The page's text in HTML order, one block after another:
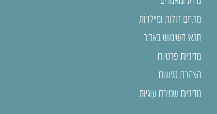
מתחם דולות ומיילדות
תנאי השימוש באתר
מדיניות פרטיות
הצהרת נגישות
מדיניות שמירת עוגיות